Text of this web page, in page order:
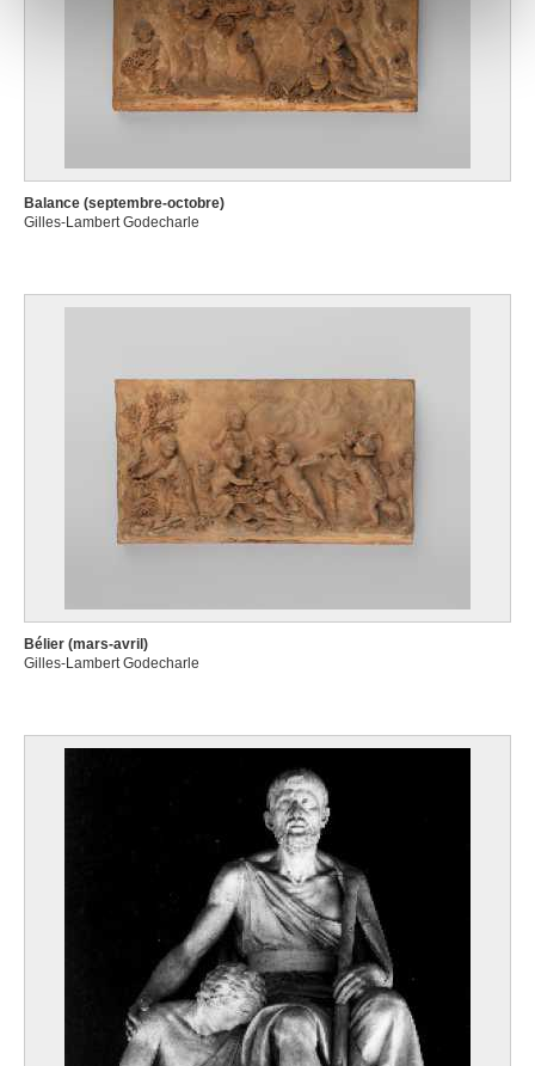
notre site avec nos partenaires de médias sociaux, de
publicité et d'analyse, qui peuvent combiner celles-ci
avec d'autres informations que vous leur avez fournies
ou qu'ils ont collectées lors de votre utilisation de leurs
Balance (septembre-octobre)
Gilles-Lambert Godecharle
Bélier (mars-avril)
Gilles-Lambert Godecharle